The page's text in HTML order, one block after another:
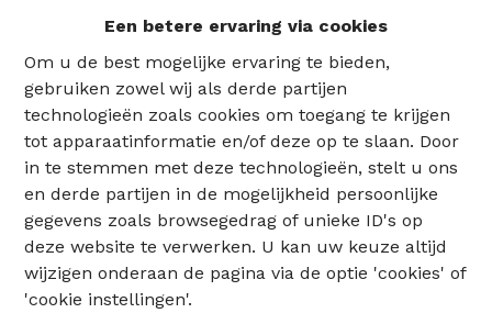
Een betere ervaring via cookies
Om u de best mogelijke ervaring te bieden,
gebruiken zowel wij als derde partijen
technologieën zoals cookies om toegang te krijgen
tot apparaatinformatie en/of deze op te slaan. Door
in te stemmen met deze technologieën, stelt u ons
en derde partijen in de mogelijkheid persoonlijke
gegevens zoals browsegedrag of unieke ID's op
deze website te verwerken. U kan uw keuze altijd
wijzigen onderaan de pagina via de optie 'cookies' of
'cookie instellingen'.
02 735 18 38